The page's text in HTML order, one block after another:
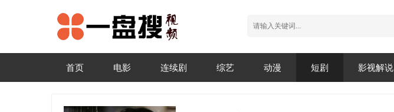
首页 电影 连续剧 综艺 动漫 短剧 影视解说